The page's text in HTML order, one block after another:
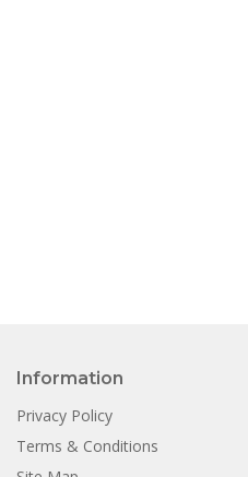
Information
Privacy Policy
Terms & Conditions